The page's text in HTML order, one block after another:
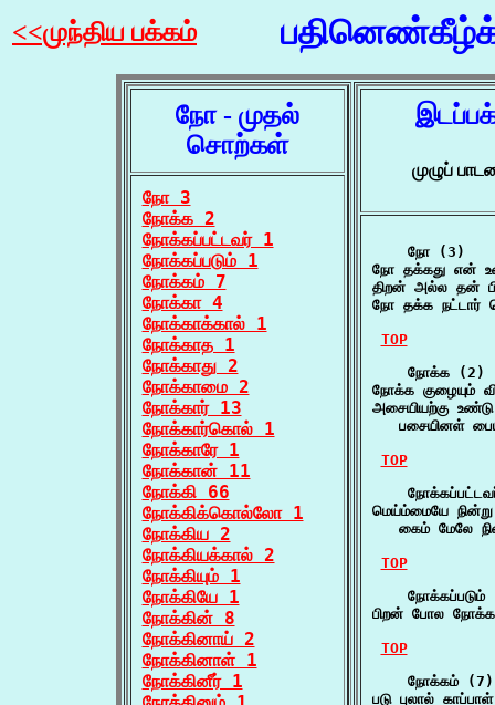
<<முந்திய பக்கம்
நோ - முதல்
சொற்கள்
நோ 3
நோக்க 2
நோக்கப்பட்டவர் 1
நோக்கப்படும் 1
நோக்கம் 7
நோக்கா 4
நோக்காக்கால் 1
நோக்காத 1
நோக்காது 2
நோக்காமை 2
நோக்கார் 13
நோக்கார்கொல் 1
நோக்காரே 1
நோக்கான் 11
நோக்கி 66
நோக்கிக்கொல்லோ 1
நோக்கிய 2
நோக்கியக்கால் 2
நோக்கியும் 1
நோக்கியே 1
நோக்கின் 8
நோக்கினாய் 2
நோக்கினாள் 1
நோக்கினீர் 1
முழுப்
    நோ (3)
நோ தக்கது என்
திறன் அல்ல தன்
நோ தக்க நட்டார்
TOP
    நோக்க (2)
நோக்க குழையும்
அசையியற்கு
பசையினள்
TOP
மெய்ம்மையே
கைம் மேலே
TOP
நோக்கப்படும்
பிறன் போல
TOP
    நோக்கம் (7)
படு புலால்